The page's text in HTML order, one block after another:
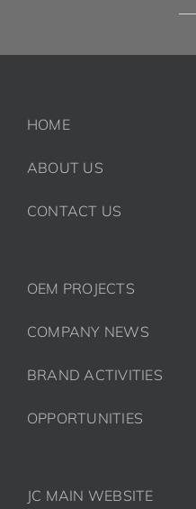
HOME
ABOUT US
CONTACT US
OEM PROJECTS
COMPANY NEWS
BRAND ACTIVITIES
OPPORTUNITIES
JC MAIN WEBSITE